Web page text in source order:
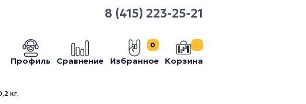
8 (415) 223-25-21
Профиль Сравнение Избранное
0
Корзина
кг.